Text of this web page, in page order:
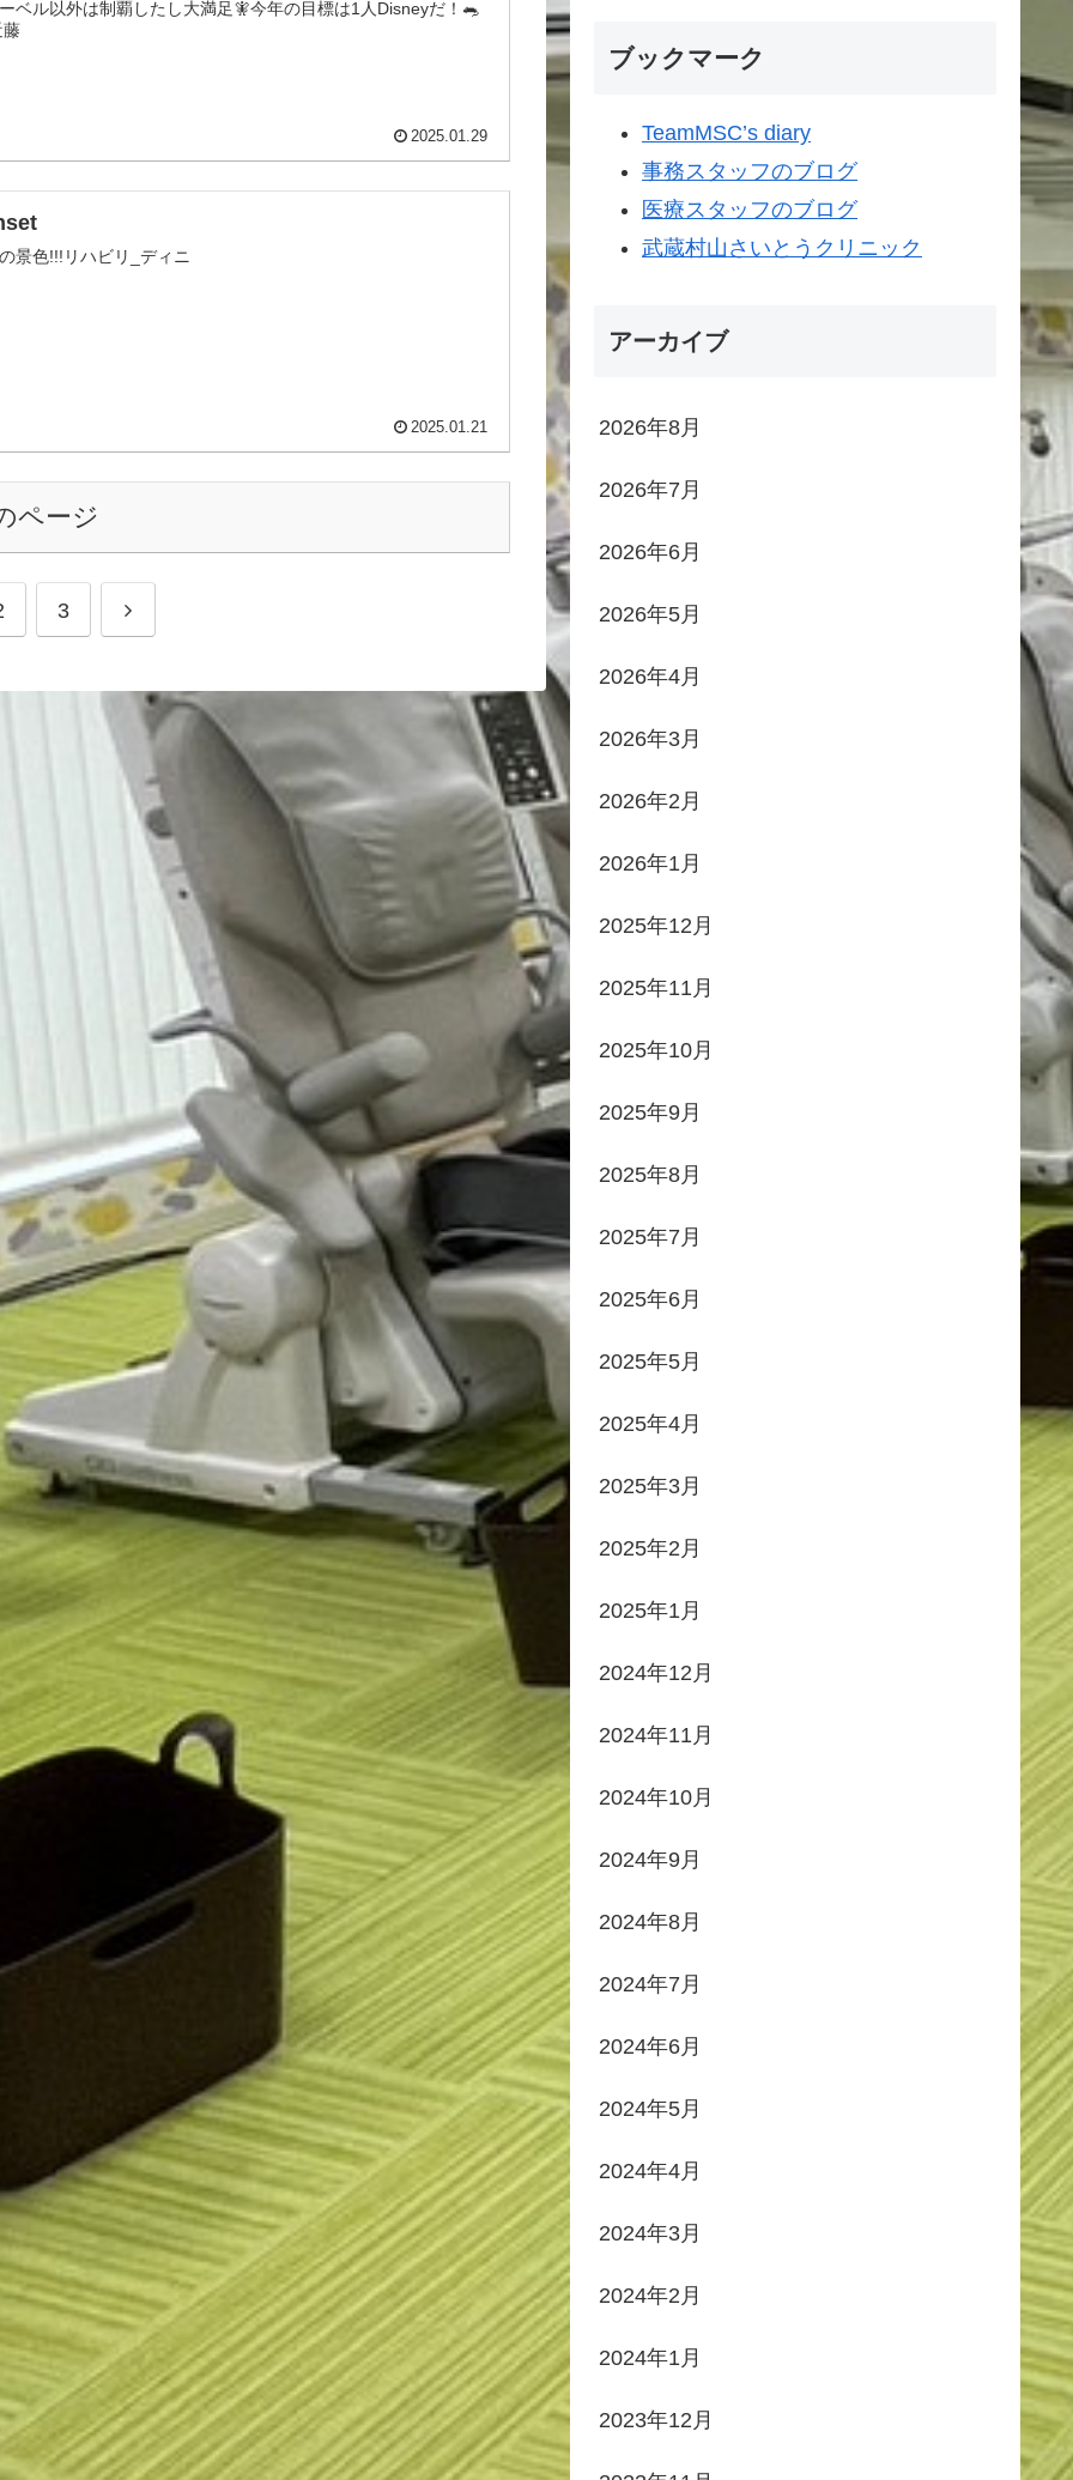
ベル以外は制覇したし大満足🧚今年の目標は1人Disneyだ！🐀
藤
2025.01.29
景色!!!リハビリ_ディニ
2025.01.21
ページ
3 次
ブックマーク
TeamMSC’s diary
事務スタッフのブログ
医療スタッフのブログ
武蔵村山さいとうクリニック
アーカイブ
2026年8月
2026年7月
2026年6月
2026年5月
2026年4月
2026年3月
2026年2月
2026年1月
2025年12月
2025年11月
2025年10月
2025年9月
2025年8月
2025年7月
2025年6月
2025年5月
2025年4月
2025年3月
2025年2月
2025年1月
2024年12月
2024年11月
2024年10月
2024年9月
2024年8月
2024年7月
2024年6月
2024年5月
2024年4月
2024年3月
2024年2月
2024年1月
2023年12月